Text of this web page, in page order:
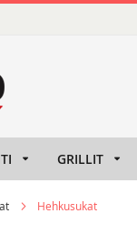
GRILLIT
Hehkusukat